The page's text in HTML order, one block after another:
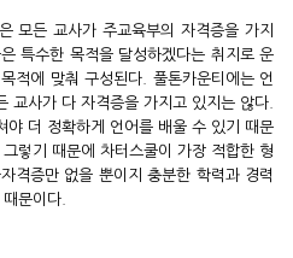
모든 교사가 주교육부의 자격증을 가지
특수한 목적을 달성하겠다는 취지로 운
적에
맞춰 구성된다. 풀톤카운티에는 언
교사가 다 자격증을 가지고 있지는 않다.
야 더 정확하게 언어를 배울 수 있기 때문
렇기 때문에 차터스쿨이 가장 적합한 형
격증만 없을 뿐이지 충분한 학력과 경력
문이다.